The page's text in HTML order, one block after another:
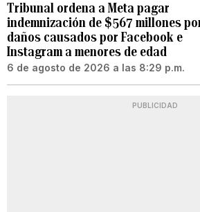
Tribunal ordena a Meta pagar
indemnización de $567 millones
daños causados por Facebook e
Instagram a menores de edad
6 de agosto de 2026 a las 8:29 p.m.
PUBLICIDAD